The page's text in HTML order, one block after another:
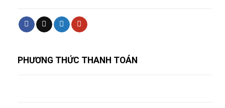
PHƯƠNG THỨC THANH TOÁN